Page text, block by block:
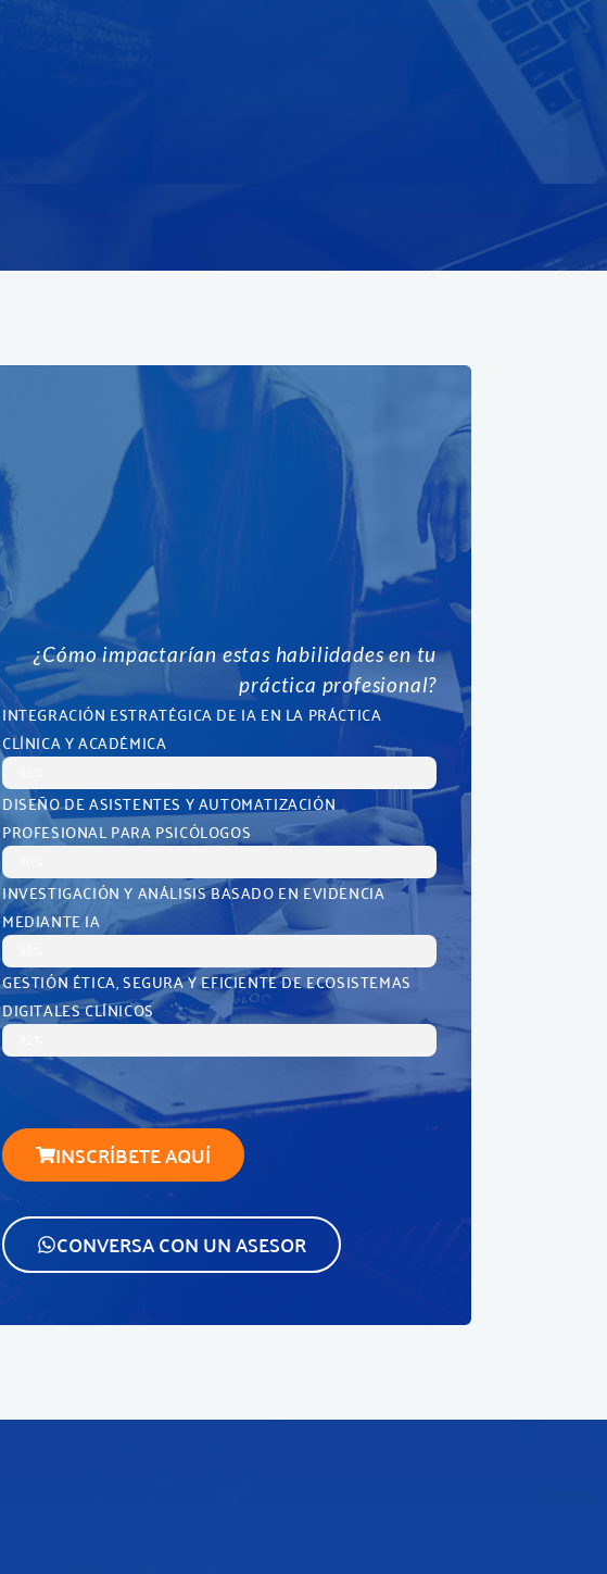
¿Cómo impactarían estas habilidades en tu
práctica profesional?
INTEGRACIÓN ESTRATÉGICA DE IA EN LA PRÁCTICA
CLÍNICA Y ACADÉMICA
DISEÑO DE ASISTENTES Y AUTOMATIZACIÓN
PROFESIONAL PARA PSICÓLOGOS
INVESTIGACIÓN Y ANÁLISIS BASADO EN EVIDENCIA
MEDIANTE IA
GESTIÓN ÉTICA, SEGURA Y EFICIENTE DE ECOSISTEMAS
DIGITALES CLÍNICOS
INSCRÍBETE AQUÍ
CONVERSA CON UN ASESOR